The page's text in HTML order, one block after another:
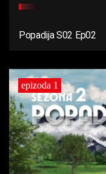
Popadija S02 Ep02
epizoda 1